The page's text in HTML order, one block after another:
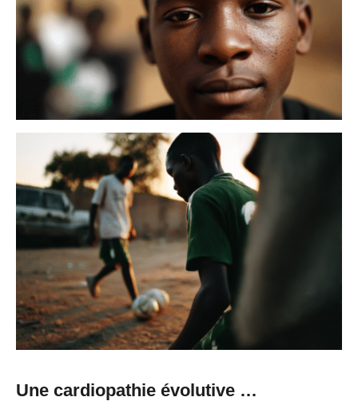
Une cardiopathie évolutive …